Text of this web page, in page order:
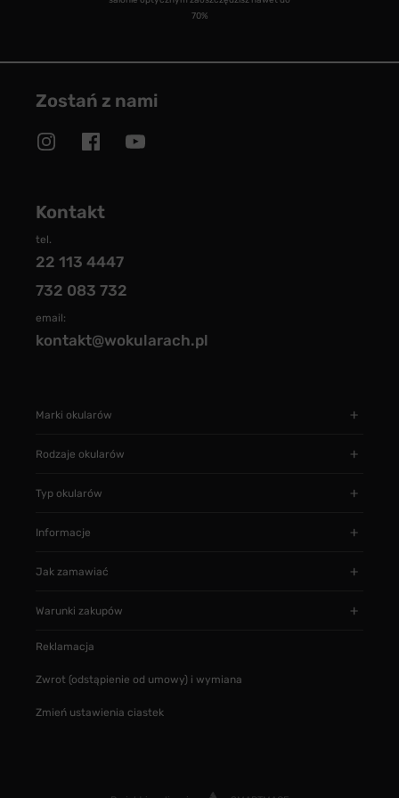
70%
Zostań z nami
Kontakt
tel.
22 113 4447
732 083 732
email:
kontakt@wokularach.pl
Marki okularów
Rodzaje okularów
Typ okularów
Informacje
Jak zamawiać
Warunki zakupów
Reklamacja
Zwrot (odstąpienie od umowy) i wymiana
Zmień ustawienia ciastek